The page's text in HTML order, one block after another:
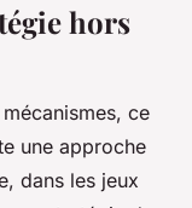
hors
ce
une approche
dans les jeux